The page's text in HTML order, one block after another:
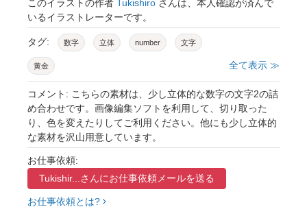
このイラストの作者 Tukishiro さんは、本人確認が済んで
いるイラストレーターです。
タグ: 数字 立体 number 文字
黄金 全て表示 ≫
コメント: こちらの素材は、少し立体的な数字の文字2の詰
め合わせです。画像編集ソフトを利用して、切り取った
り、色を変えたりしてご利用ください。他にも少し立体的
な素材を沢山用意しています。
お仕事依頼:
Tukishir...さんにお仕事依頼メールを送る
お仕事依頼とは?